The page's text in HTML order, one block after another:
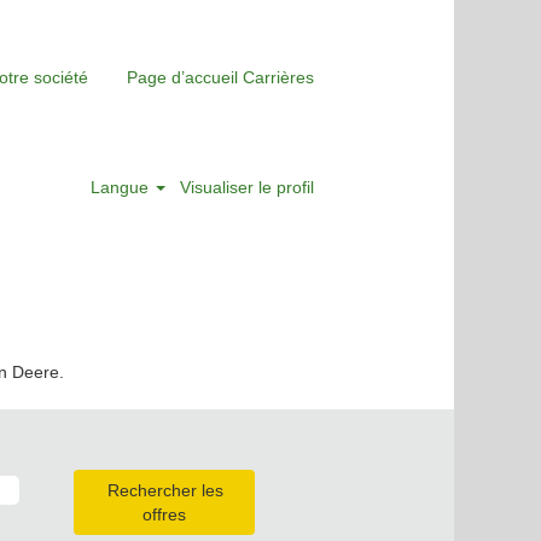
société Page d’accueil Carrières
Langue Visualiser le profil
Deere.